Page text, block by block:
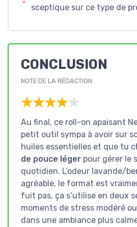
sceptique sur ce type de
CONCLUSION
NOTE DE LA RÉDACTION
★★★★★
★★★★★
Au final, ce roll-on apaisant
petit outil sympa à avoir sur
huiles essentielles et que tu
de pouce léger pour gérer le
quotidien. L’odeur lavande/
agréable, le format est
fuit pas, ça s’utilise en deux
moments de stress modéré
dans une ambiance plus